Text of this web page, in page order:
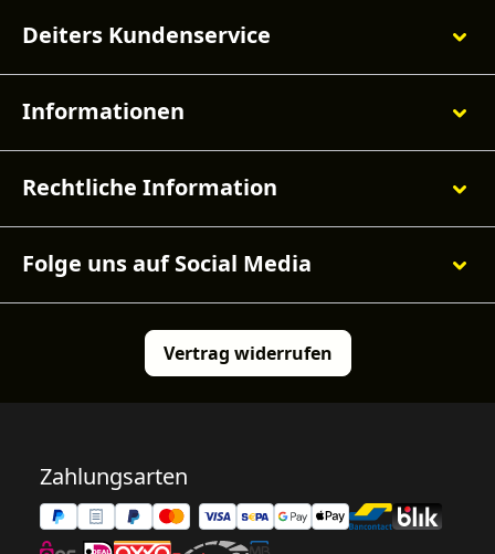
Deiters Kundenservice
Informationen
Rechtliche Information
Folge uns auf Social Media
Vertrag widerrufen
Zahlungsarten